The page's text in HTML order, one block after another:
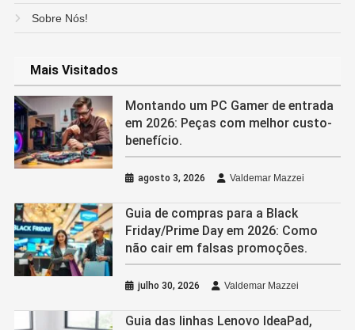
Sobre Nós!
Mais Visitados
Montando um PC Gamer de entrada
em 2026: Peças com melhor custo-
benefício.
agosto 3, 2026 Valdemar Mazzei
Guia de compras para a Black
Friday/Prime Day em 2026: Como
não cair em falsas promoções.
julho 30, 2026 Valdemar Mazzei
Guia das linhas Lenovo IdeaPad,